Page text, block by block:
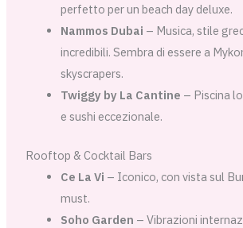
perfetto per un beach day deluxe.
Nammos Dubai – Musica, stile
incredibili. Sembra di essere a
skyscrapers.
Twiggy by La Cantine – Piscina
e sushi eccezionale.
Rooftop & Cocktail Bars
Ce La Vi – Iconico, con vista sul
must.
Soho Garden – Vibrazioni